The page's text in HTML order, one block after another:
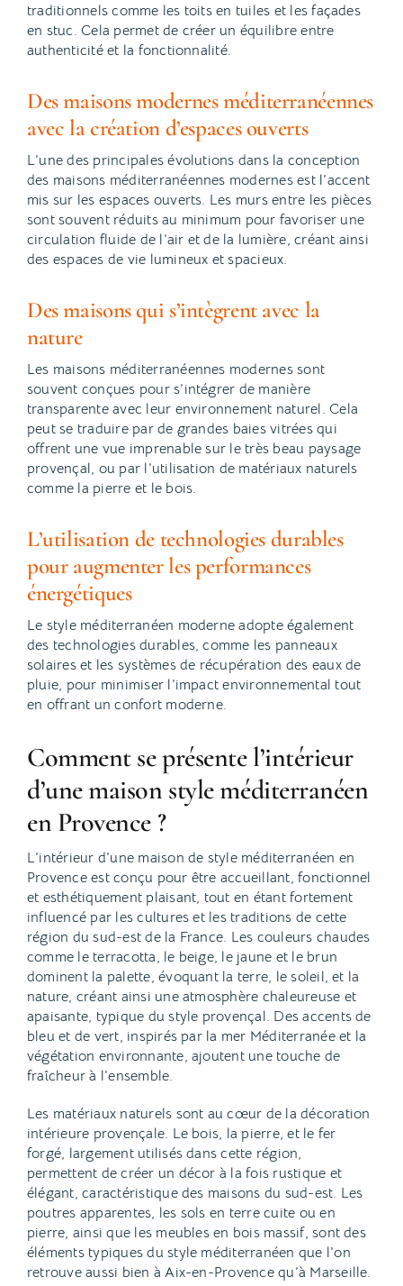
traditionnels comme les toits en tuiles et les façades
en stuc. Cela permet de créer un équilibre entre
authenticité et la fonctionnalité.
Des maisons modernes méditerranéennes
avec la création d’espaces ouverts
L’une des principales évolutions dans la conception
des maisons méditerranéennes modernes est l’accent
mis sur les espaces ouverts. Les murs entre les pièces
sont souvent réduits au minimum pour favoriser une
circulation fluide de l’air et de la lumière, créant ainsi
des espaces de vie lumineux et spacieux.
Des maisons qui s’intègrent avec la
nature
Les maisons méditerranéennes modernes sont
souvent conçues pour s’intégrer de manière
transparente avec leur environnement naturel. Cela
peut se traduire par de grandes baies vitrées qui
offrent une vue imprenable sur le très beau paysage
provençal, ou par l’utilisation de matériaux naturels
comme la pierre et le bois.
L’utilisation de technologies durables
pour augmenter les performances
énergétiques
Le style méditerranéen moderne adopte également
des technologies durables, comme les panneaux
solaires et les systèmes de récupération des eaux de
pluie, pour minimiser l’impact environnemental tout
en offrant un confort moderne.
Comment se présente l’intérieur
d’une maison style méditerranéen
en Provence ?
L’intérieur d’une maison de style méditerranéen en
Provence est conçu pour être accueillant, fonctionnel
et esthétiquement plaisant, tout en étant fortement
influencé par les cultures et les traditions de cette
région du sud-est de la France. Les couleurs chaudes
comme le terracotta, le beige, le jaune et le brun
dominent la palette, évoquant la terre, le soleil, et la
nature, créant ainsi une atmosphère chaleureuse et
apaisante, typique du style provençal. Des accents de
bleu et de vert, inspirés par la mer Méditerranée et la
végétation environnante, ajoutent une touche de
fraîcheur à l’ensemble.
Les matériaux naturels sont au cœur de la décoration
intérieure provençale. Le bois, la pierre, et le fer
forgé, largement utilisés dans cette région,
permettent de créer un décor à la fois rustique et
élégant, caractéristique des maisons du sud-est. Les
poutres apparentes, les sols en terre cuite ou en
pierre, ainsi que les meubles en bois massif, sont des
éléments typiques du style méditerranéen que l’on
retrouve aussi bien à Aix-en-Provence qu’à Marseille.